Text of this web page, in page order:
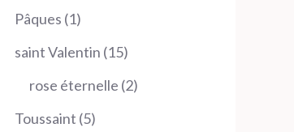
produits
Pâques 11
produit
saint Valentin 1515
produits
rose éternelle 22
Toussaint 55